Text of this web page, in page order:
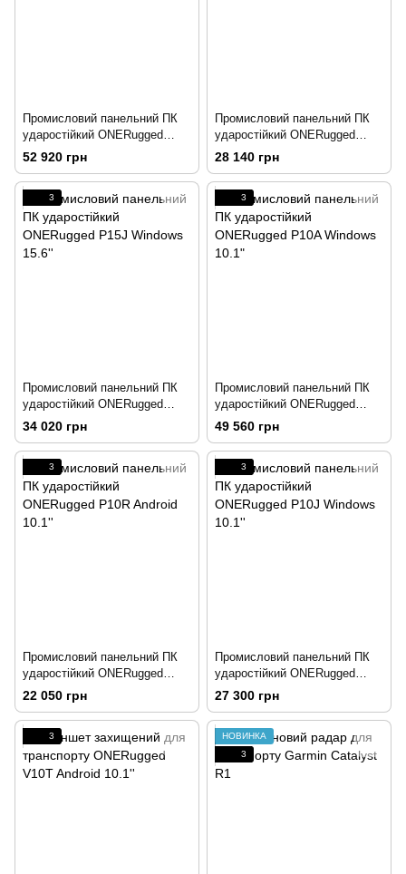
Промисловий панельний ПК
ударостійкий ONERugged
P15А Windows 15.6''
52 920 грн
Промисловий панельний ПК
ударостійкий ONERugged
P15R Android 15.6''
28 140 грн
3
Промисловий панельний ПК
ударостійкий ONERugged
P15J Windows 15.6''
34 020 грн
3
Промисловий панельний ПК
ударостійкий ONERugged
P10A Windows 10.1"
49 560 грн
3
Промисловий панельний ПК
ударостійкий ONERugged
P10R Android 10.1''
22 050 грн
3
Промисловий панельний ПК
ударостійкий ONERugged
P10J Windows 10.1''
27 300 грн
3
НОВИНКА
3